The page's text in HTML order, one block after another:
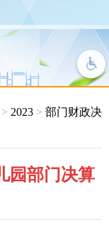
> 2023 > 部门财政决
园部门决算